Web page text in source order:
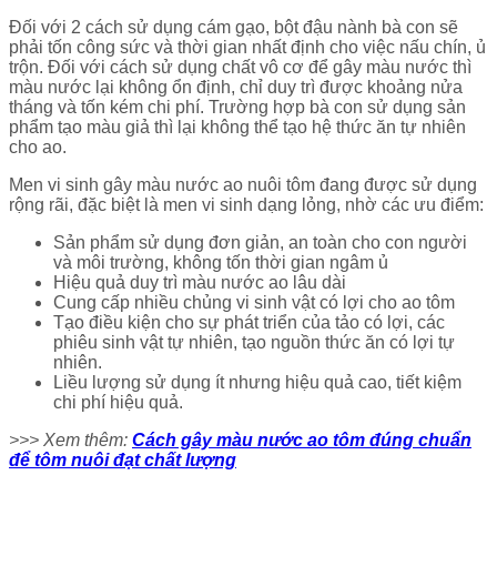
Đối với 2 cách sử dụng cám gạo, bột đậu nành bà con sẽ
phải tốn công sức và thời gian nhất định cho việc nấu chín, ủ
trộn. Đối với cách sử dụng chất vô cơ để gây màu nước thì
màu nước lại không ổn định, chỉ duy trì được khoảng nửa
tháng và tốn kém chi phí. Trường hợp bà con sử dụng sản
phẩm tạo màu giả thì lại không thể tạo hệ thức ăn tự nhiên
cho ao.
Men vi sinh gây màu nước ao nuôi tôm đang được sử dụng
rộng rãi, đặc biệt là men vi sinh dạng lỏng, nhờ các ưu điểm:
Sản phẩm sử dụng đơn giản, an toàn cho con người
và môi trường, không tốn thời gian ngâm ủ
Hiệu quả duy trì màu nước ao lâu dài
Cung cấp nhiều chủng vi sinh vật có lợi cho ao tôm
Tạo điều kiện cho sự phát triển của tảo có lợi, các
phiêu sinh vật tự nhiên, tạo nguồn thức ăn có lợi tự
nhiên.
Liều lượng sử dụng ít nhưng hiệu quả cao, tiết kiệm
chi phí hiệu quả.
>>> Xem thêm: Cách gây màu nước ao tôm đúng chuẩn
để tôm nuôi đạt chất lượng